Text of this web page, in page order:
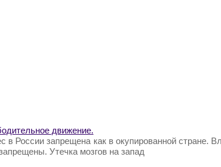
движение.
в России запрещена как в окупированной стране.
Утечка мозгов на запад